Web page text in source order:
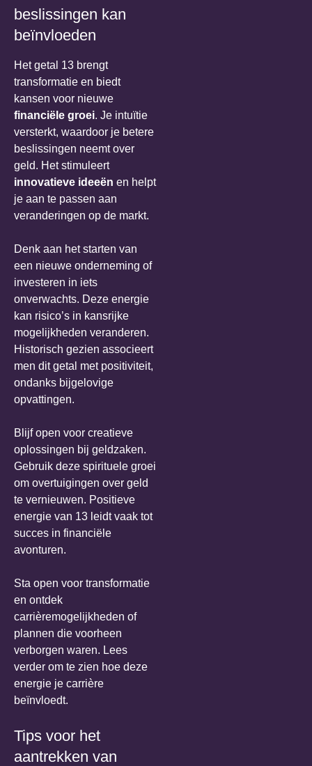
beslissingen kan
beïnvloeden
Het getal 13 brengt
transformatie en biedt
kansen voor nieuwe
financiële groei. Je intuïtie
versterkt, waardoor je betere
beslissingen neemt over
geld. Het stimuleert
innovatieve ideeën en helpt
je aan te passen aan
veranderingen op de markt.
Denk aan het starten van
een nieuwe onderneming of
investeren in iets
onverwachts. Deze energie
kan risico’s in kansrijke
mogelijkheden veranderen.
Historisch gezien associeert
men dit getal met positiviteit,
ondanks bijgelovige
opvattingen.
Blijf open voor creatieve
oplossingen bij geldzaken.
Gebruik deze spirituele groei
om overtuigingen over geld
te vernieuwen. Positieve
energie van 13 leidt vaak tot
succes in financiële
avonturen.
Sta open voor transformatie
en ontdek
carrièremogelijkheden of
plannen die voorheen
verborgen waren. Lees
verder om te zien hoe deze
energie je carrière
beïnvloedt.
Tips voor het
aantrekken van